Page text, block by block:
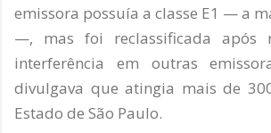
emissora possuía a classe E1 — a
—, mas foi reclassificada após
interferência em outras
divulgava que atingia mais de
Estado de São Paulo.